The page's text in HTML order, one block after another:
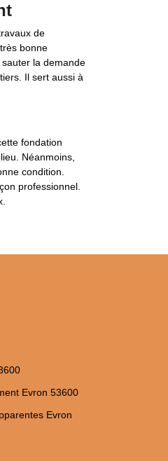
de
bonne
la demande
Il sert aussi à
fondation
Néanmoins,
condition.
professionnel.
Evron 53600
Evron